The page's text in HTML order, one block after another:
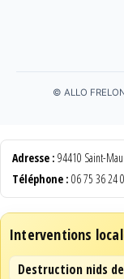
© ALLO
Adresse : 94410 Saint-
Téléphone : 06 75 36 24
Interventions
Destruction nids